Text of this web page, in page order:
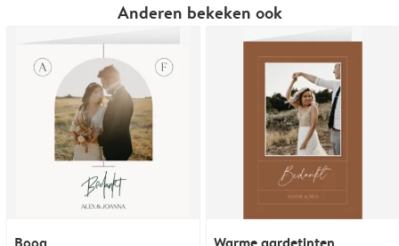
Anderen bekeken ook